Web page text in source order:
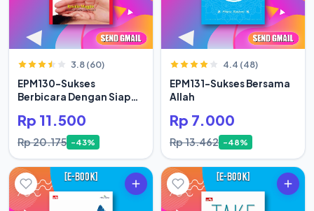
3.8 (60)
EPM130-Sukses
Berbicara Dengan Siapa
Rp 11.500
Rp 20.175 -43%
4.4 (48)
EPM131-Sukses Bersama
Allah
Rp 7.000
Rp 13.462 -48%